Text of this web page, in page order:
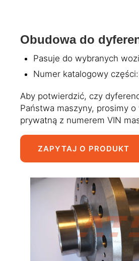
Obudowa do
Pasuje do wybranych
Numer katalogowy części:
Aby potwierdzić, czy
Państwa maszyny, prosimy
prywatną z numerem VIN
ZAPYTAJ O PRODUKT